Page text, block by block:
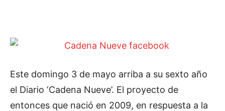
Este domingo 3 de mayo arriba a su sexto año
el Diario ‘Cadena Nueve’. El proyecto de
entonces que nació en 2009, en respuesta a la